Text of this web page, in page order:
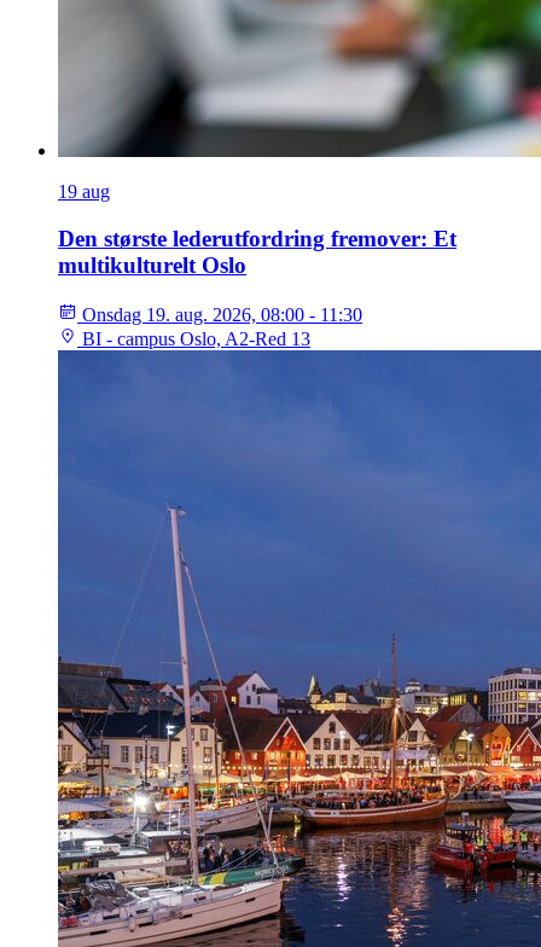
19 aug
Den største lederutfordring fremover: Et
multikulturelt Oslo
Onsdag 19. aug. 2026, 08:00 - 11:30
BI - campus Oslo, A2-Red 13